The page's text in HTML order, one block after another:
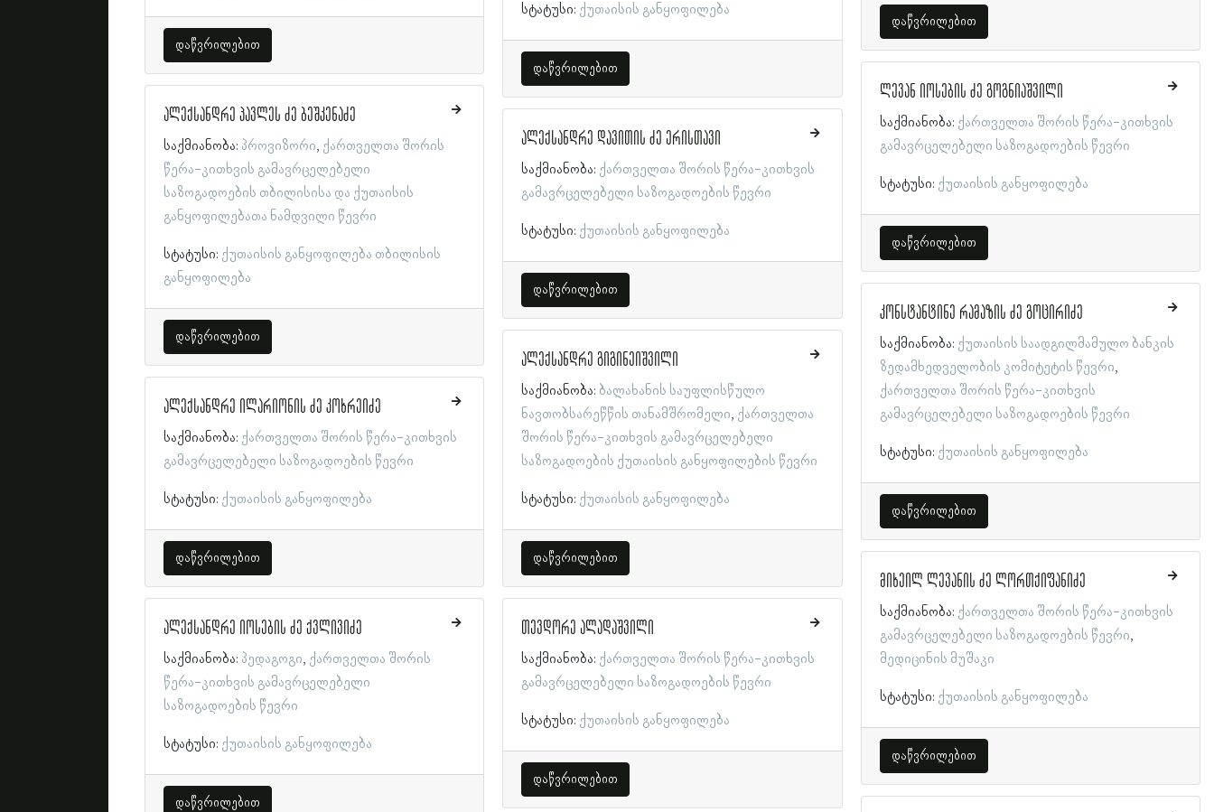
დაწვრილებით
ალექსანდრე პავლეს ძე ბეშკენაძე
საქმიანობა: პროვიზორი ქართველთა შორის
წერა-კითხვის გამავრცელებელი
საზოგადოების თბილისისა და ქუთაისის
განყოფილებათა ნამდვილი წევრი
სტატუსი: ქუთაისის განყოფილება თბილისის
განყოფილება
დაწვრილებით
ალექსანდრე ილარიონის ძე კოხრეიძე
საქმიანობა: ქართველთა შორის წერა-კითხვის
გამავრცელებელი საზოგადოების წევრი
სტატუსი: ქუთაისის განყოფილება
დაწვრილებით
ალექსანდრე იოსების ძე ქვლივიძე
საქმიანობა: პედაგოგი ქართველთა შორის
წერა-კითხვის გამავრცელებელი
საზოგადოების წევრი
სტატუსი: ქუთაისის განყოფილება
დაწვრილებით
სტატუსი: ქუთაისის განყოფილება
დაწვრილებით
ალექსანდრე დავითის ძე ერისთავი
საქმიანობა: ქართველთა შორის წერა-კითხვის
გამავრცელებელი საზოგადოების წევრი
სტატუსი: ქუთაისის განყოფილება
დაწვრილებით
ალექსანდრე გიგინეიშვილი
საქმიანობა: ბალახანის საუფლისწულო
ნავთობსარეწწის თანამშრომელი ქართველთა
შორის წერა-კითხვის გამავრცელებელი
საზოგადოების ქუთაისის განყოფილების წევრი
სტატუსი: ქუთაისის განყოფილება
დაწვრილებით
თევდორე ალადაშვილი
საქმიანობა: ქართველთა შორის წერა-კითხვის
გამავრცელებელი საზოგადოების წევრი
სტატუსი: ქუთაისის განყოფილება
დაწვრილებით
დაწვრილებით
ლევან იოსების ძე გოგნიაშვილი
საქმიანობა: ქართველთა შორის წერა-კითხვის
გამავრცელებელი საზოგადოების წევრი
სტატუსი: ქუთაისის განყოფილება
დაწვრილებით
კონსტანტინე რამაზის ძე გოცირიძე
საქმიანობა: ქუთაისის საადგილმამულო ბანკის
ზედამხედველობის კომიტეტის წევრი
ქართველთა შორის წერა-კითხვის
გამავრცელებელი საზოგადოების წევრი
სტატუსი: ქუთაისის განყოფილება
დაწვრილებით
მიხეილ ლევანის ძე ლორთქიფანიძე
საქმიანობა: ქართველთა შორის წერა-კითხვის
გამავრცელებელი საზოგადოების წევრი
მედიცინის მუშაკი
სტატუსი: ქუთაისის განყოფილება
დაწვრილებით